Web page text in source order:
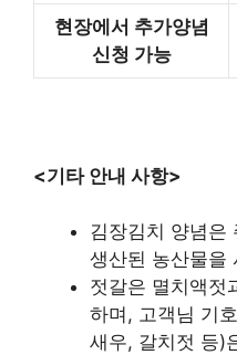
현장에서 추가양념
신청 가능
<기타 안내 사항>
김장김치 양념은
생산된 농산물을
젓갈은 멸치액젓
하며, 고객님 기
새우, 갈치젓 등)